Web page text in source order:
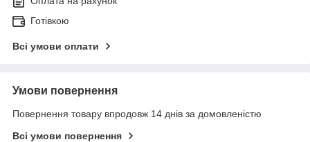
Готівкою
Всі умови оплати
Умови повернення
Повернення товару впродовж 14 днів за домовленістю
Всі умови повернення